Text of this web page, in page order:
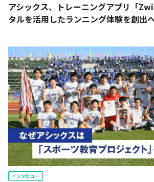
アシックス、トレーニングアプリ「
タルを活用したランニング体験を創出
インタビュー